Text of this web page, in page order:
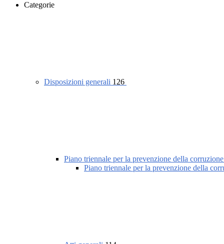
Categorie
Disposizioni generali 126
Piano triennale per la prevenzione della
Piano triennale per la prevenzione della